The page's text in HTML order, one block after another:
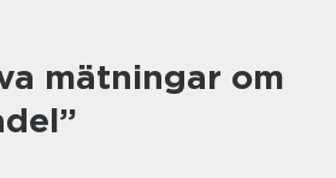
mätningar om